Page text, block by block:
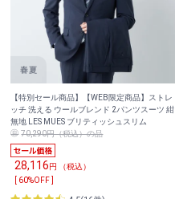
【特別セール商品】【WEB限定商品】ストレ
ッチ 洗える ウールブレンド 2パンツスーツ 紺
無地 LES MUES ブリティッシュスリム
70,290円（税込）の品
28,116円 （税込）
[ 60%OFF ]